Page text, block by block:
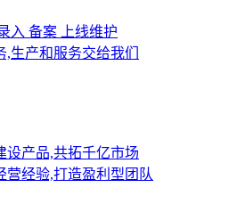
入 备案 上线维护
,生产和服务交给我们
设产品,共拓千亿市场
营经验,打造盈利型团队